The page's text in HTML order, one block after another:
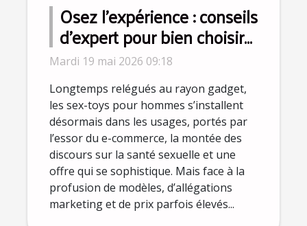
Osez l’expérience : conseils
d’expert pour bien choisir
le meilleur sex-toy pour
homme
Mardi 19 mai 2026 09:18
Longtemps relégués au rayon gadget,
les sex-toys pour hommes s’installent
désormais dans les usages, portés par
l’essor du e-commerce, la montée des
discours sur la santé sexuelle et une
offre qui se sophistique. Mais face à la
profusion de modèles, d’allégations
marketing et de prix parfois élevés...